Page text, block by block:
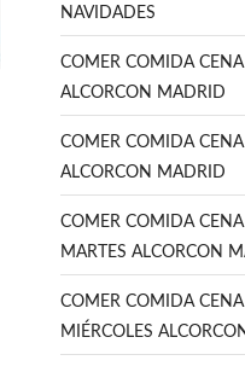
NAVIDADES
COMER COMIDA CENA
ALCORCON MADRID
COMER COMIDA
ALCORCON MADRID
COMER COMIDA
MARTES ALCORCON
COMER COMIDA
MIÉRCOLES